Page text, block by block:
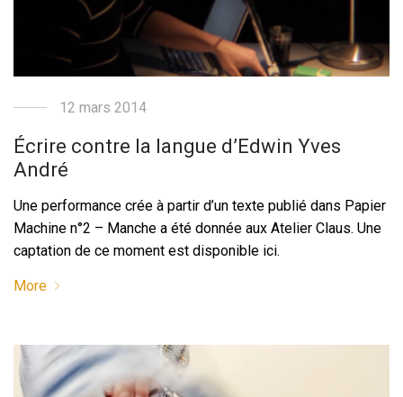
12 mars 2014
Écrire contre la langue d’Edwin Yves
André
Une performance crée à partir d’un texte publié dans Papier
Machine n°2 – Manche a été donnée aux Atelier Claus. Une
captation de ce moment est disponible ici.
More